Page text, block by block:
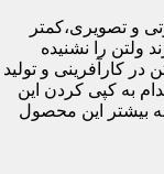
و تصویری،کمتر
ولتن را نشنیده
در کارآفرینی و تولید
به کپی کردن این
بیشتر این محصول